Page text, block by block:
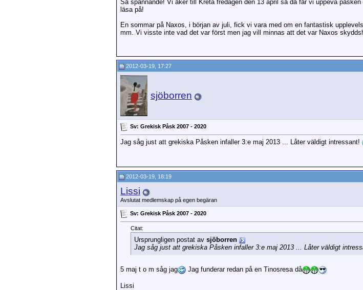
Så spännande! Vi åker till Kreta fredagen den 13 april så då får vi uppeva
läsa på!
En sommar på Naxos, i början av juli, fick vi vara med om en fantastisk
mm. Vi visste inte vad det var först men jag vill minnas att det var Naxos
2012-03-19, 17:27
sjöborren
Sv: Grekisk Påsk 2007 - 2020
Jag såg just att grekiska Påsken infaller 3:e maj 2013 ... Låter väldigt intressant!
2012-03-19, 18:19
Lissi
Avslutat medlemskap på egen begäran
Sv: Grekisk Påsk 2007 - 2020
Citat:
Ursprungligen postat av sjöborren
Jag såg just att grekiska Påsken infaller 3:e maj 2013 ... Låter väldigt
5 maj t o m såg jag Jag funderar redan på en Tinosresa då
Lissi